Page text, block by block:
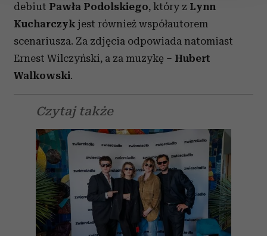
Wykorzystujemy pliki cookie do spersonalizowania treści
i reklam, aby oferować funkcje społecznościowe i
analizować ruch w naszej witrynie. Informacje o tym, jak
korzystasz z naszej witryny, udostępniamy partnerom
społecznościowym, reklamowym i analitycznym.
korzystania z ich usług.
debiut Pawła Podolskiego, który z Lynn
Kucharczyk jest również współautorem
scenariusza. Za zdjęcia odpowiada natomiast
Ernest Wilczyński, a za muzykę – Hubert
Walkowski.
Czytaj także